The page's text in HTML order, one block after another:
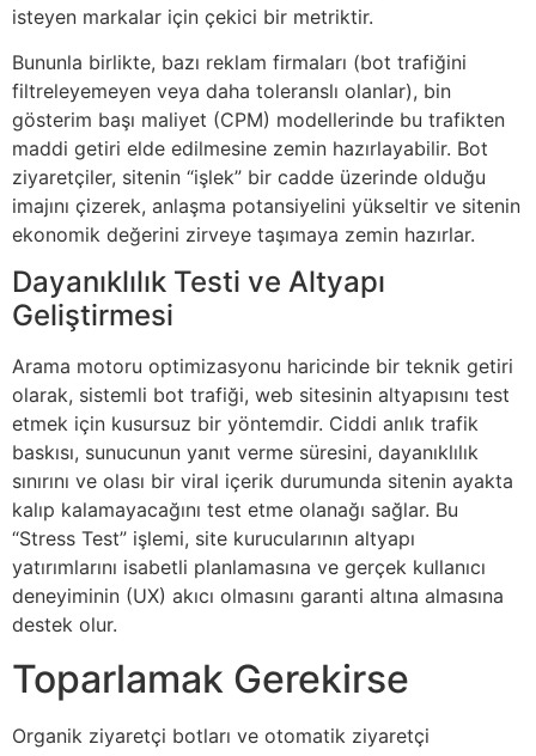
isteyen markalar için çekici bir metriktir.
Bununla birlikte, bazı reklam firmaları (bot trafiğini
filtreleyemeyen veya daha toleranslı olanlar), bin
gösterim başı maliyet (CPM) modellerinde bu trafikten
maddi getiri elde edilmesine zemin hazırlayabilir. Bot
ziyaretçiler, sitenin “işlek” bir cadde üzerinde olduğu
imajını çizerek, anlaşma potansiyelini yükseltir ve sitenin
ekonomik değerini zirveye taşımaya zemin hazırlar.
Dayanıklılık Testi ve Altyapı
Geliştirmesi
Arama motoru optimizasyonu haricinde bir teknik getiri
olarak, sistemli bot trafiği, web sitesinin altyapısını test
etmek için kusursuz bir yöntemdir. Ciddi anlık trafik
baskısı, sunucunun yanıt verme süresini, dayanıklılık
sınırını ve olası bir viral içerik durumunda sitenin ayakta
kalıp kalamayacağını test etme olanağı sağlar. Bu
“Stress Test” işlemi, site kurucularının altyapı
yatırımlarını isabetli planlamasına ve gerçek kullanıcı
deneyiminin (UX) akıcı olmasını garanti altına almasına
destek olur.
Toparlamak Gerekirse
Organik ziyaretçi botları ve otomatik ziyaretçi